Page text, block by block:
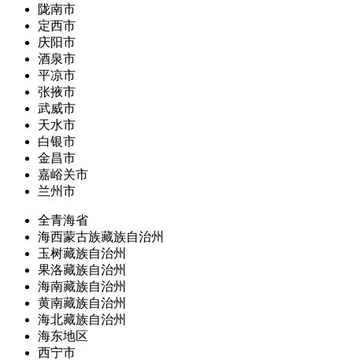
陇南市
定西市
庆阳市
酒泉市
平凉市
张掖市
武威市
天水市
白银市
金昌市
嘉峪关市
兰州市
全青海省
海西蒙古族藏族自治州
玉树藏族自治州
果洛藏族自治州
海南藏族自治州
黄南藏族自治州
海北藏族自治州
海东地区
西宁市